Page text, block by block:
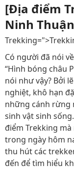
[Địa điểm
Ninh Thuận
Có người đã nói
“Hình bóng châu
nói như vậy? Bởi
nghiệt, khô hạn
những cánh rừng
sinh vật sinh
điểm Trekking
trong ngày hôm
thu hút các
đến để tìm hiểu